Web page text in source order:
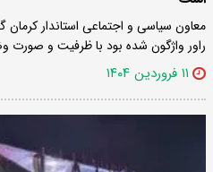
معاون سیاسی و اجتماعی استاندار
راور واژگون شده بود با ظرفیت و صورت وضعیت
۱۱ فروردین ۱۴۰۴